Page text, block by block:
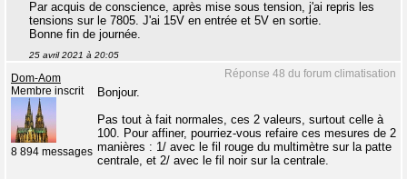
Par acquis de conscience, après mise sous tension, j'ai repris les
tensions sur le 7805. J'ai 15V en entrée et 5V en sortie.
Bonne fin de journée.
25 avril 2021 à 20:05
Réponse 48 du forum climatisation
Dom-Aom
Membre inscrit
8 894 messages
Bonjour.
Pas tout à fait normales, ces 2 valeurs, surtout celle à
100. Pour affiner, pourriez-vous refaire ces mesures de 2
manières : 1/ avec le fil rouge du multimètre sur la patte
centrale, et 2/ avec le fil noir sur la centrale.